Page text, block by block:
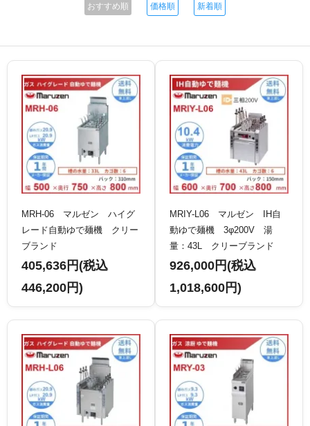
おすすめ順 価格順 新着順
MRH-06 マルゼン ハイグ
レード自動ゆで麺機 クリー
ブランド
405,636円(税込
446,200円)
MRIY-L06 マルゼン IH自
動ゆで麺機 3φ200V 湯
量：43L クリーブランド
926,000円(税込
1,018,600円)